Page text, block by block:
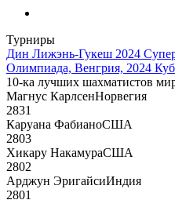
Турниры
Дин Лижэнь-Гукеш 2024
Олимпиада, Венгрия, 2024
10-ка лучших шахматистов
Магнус КарлсенНорвегия
2831
Каруана ФабианоСША
2803
Хикару НакамураСША
2802
Арджун ЭригайсиИндия
2801